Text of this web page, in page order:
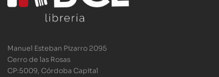
Manuel Esteban Pizarro 2095
Cerro de las Rosas
CP:5009, Córdoba Capital